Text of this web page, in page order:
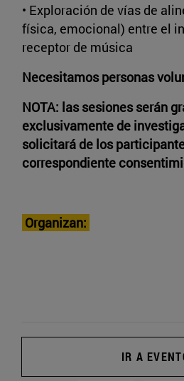
• Exploración de vías de
física, emocional) entre el
receptor de música
Necesitamos personas
NOTA: las sesiones serán
exclusivamente de
solicitará de los
correspondiente
Organizan:
IR A